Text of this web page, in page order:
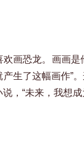
欢画恐龙。画画
生了这幅画作”
，“未来，我想